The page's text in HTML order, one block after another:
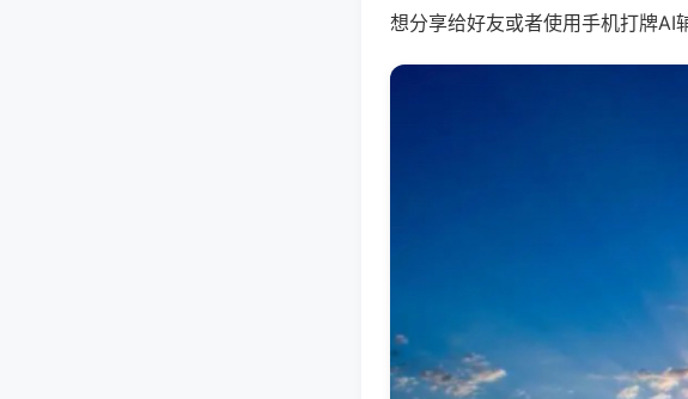
想分享给好友或者使用手机打牌AI